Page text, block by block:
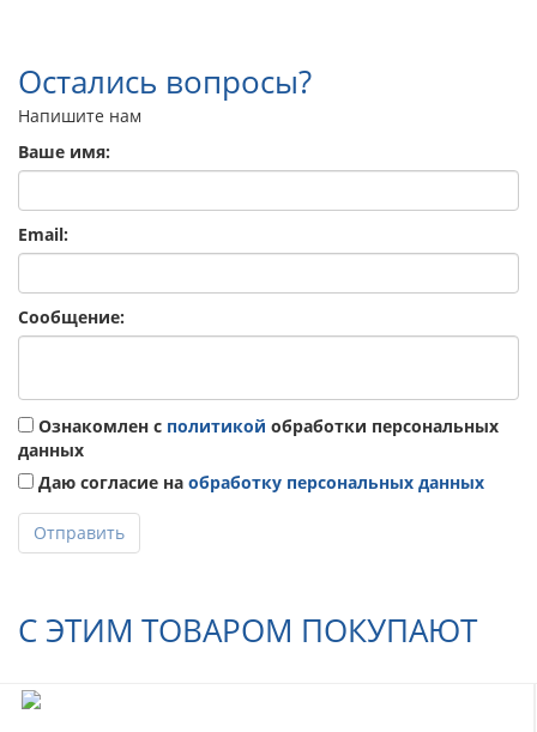
Остались вопросы?
Напишите нам
Ваше имя:
Email:
Сообщение:
Ознакомлен с политикой обработки персональных
данных
Даю согласие на обработку персональных данных
Отправить
С ЭТИМ ТОВАРОМ ПОКУПАЮТ